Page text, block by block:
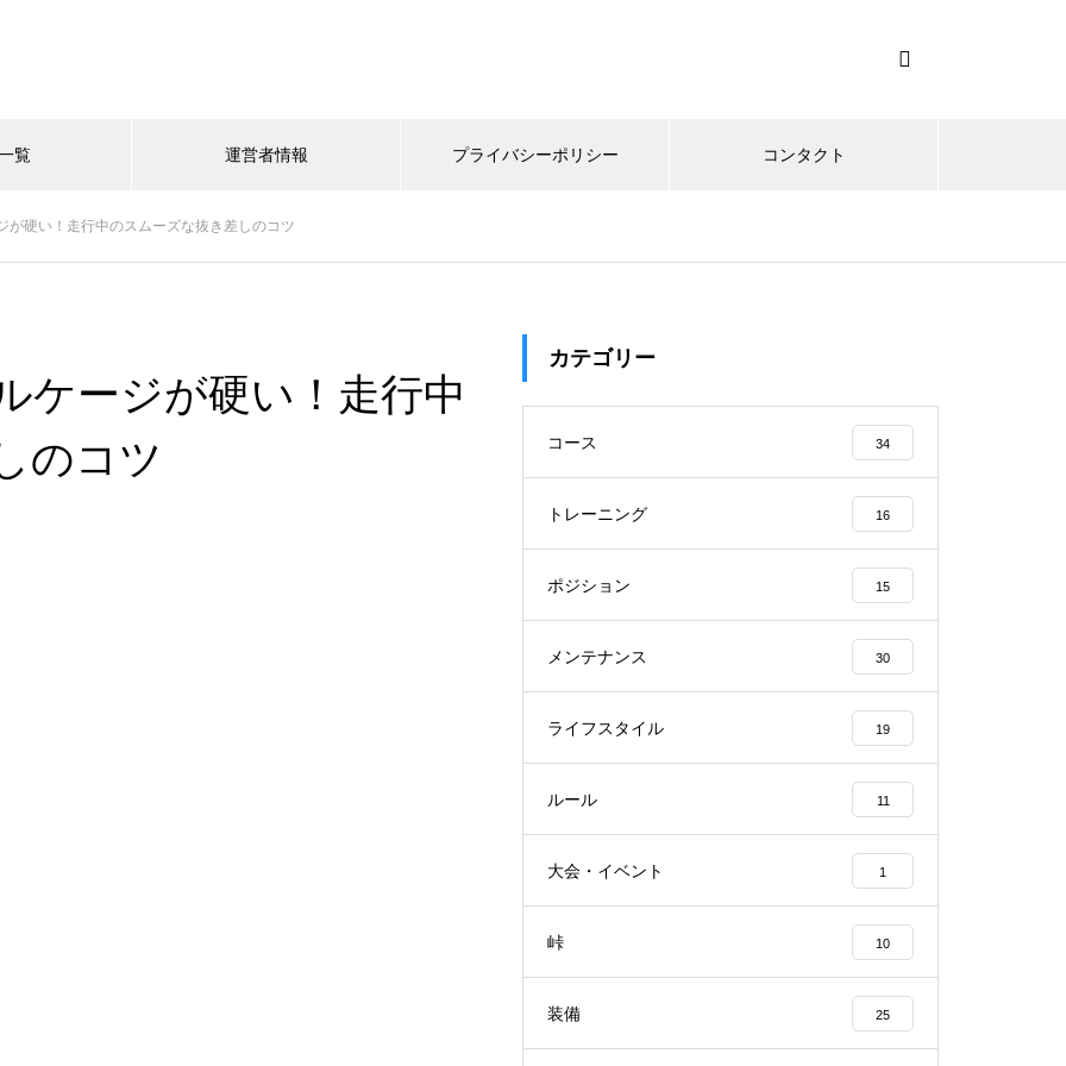
覧 運営者情報 プライバシーポリシー コンタクト
が硬い！走行中のスムーズな抜き差しのコツ
ケージが硬い！走行中
のコツ
カテゴリー
コース 34
トレーニング 16
ポジション 15
メンテナンス 30
ライフスタイル 19
ルール 11
大会・イベント 1
峠 10
装備 25